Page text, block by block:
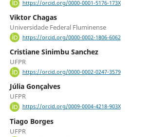
https://orcid.org/0000-0001-5176-173X
Viktor Chagas
Universidade Federal Fluminense
https://orcid.org/0000-0002-1806-6062
Cristiane Sinimbu Sanchez
UFPR
https://orcid.org/0000-0002-0247-3579
Júlia Gonçalves
UFPR
https://orcid.org/0009-0004-4218-903X
Tiago Borges
UFPR